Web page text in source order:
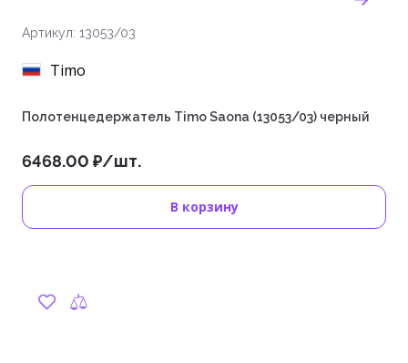
Артикул: 13053/03
Timo
Полотенцедержатель Timo Saona (13053/03) черный
6468.00 ₽/шт.
В корзину